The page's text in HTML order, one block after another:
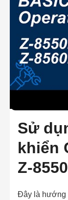
Sử
khiển
Z-
Đây là hướng